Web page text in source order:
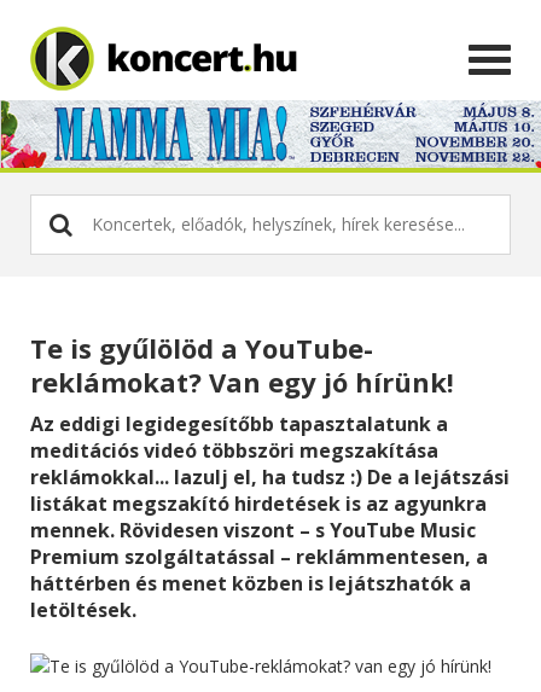
Te is gyűlölöd a YouTube-
reklámokat? Van egy jó hírünk!
Az eddigi legidegesítőbb tapasztalatunk a
meditációs videó többszöri megszakítása
reklámokkal... lazulj el, ha tudsz :) De a lejátszási
listákat megszakító hirdetések is az agyunkra
mennek. Rövidesen viszont – s YouTube Music
Premium szolgáltatással – reklámmentesen, a
háttérben és menet közben is lejátszhatók a
letöltések.